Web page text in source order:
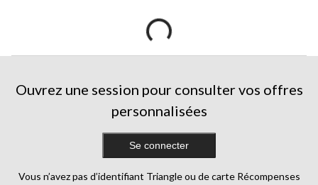
Ouvrez une session pour consulter vos offres
personnalisées
Se connecter
Vous n’avez pas d’identifiant Triangle ou de carte Récompenses